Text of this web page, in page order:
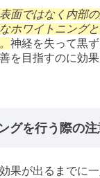
面ではなく内部
ホワイトニング
神経を失って黒
を目指すのに効
グを行う際の注
果が出るまでに